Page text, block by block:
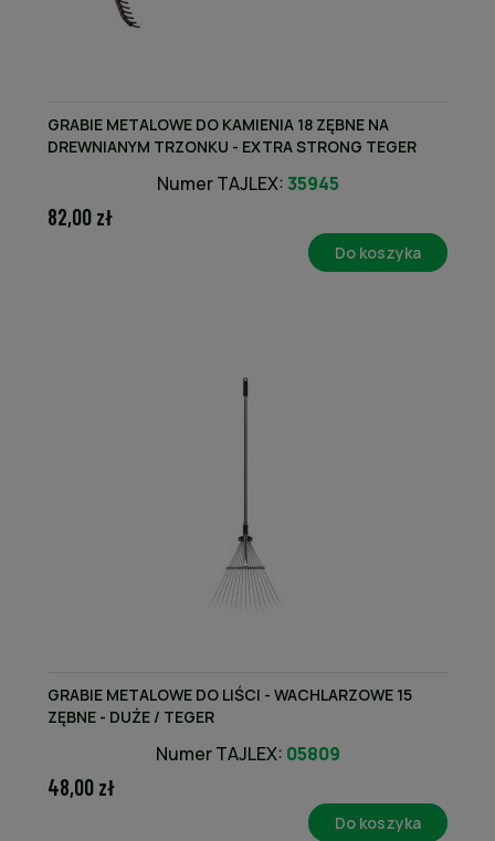
GRABIE METALOWE DO KAMIENIA 18 ZĘBNE NA
DREWNIANYM TRZONKU - EXTRA STRONG TEGER
Numer TAJLEX:35945
82,00 zł
Do koszyka
GRABIE METALOWE DO LIŚCI - WACHLARZOWE 15
ZĘBNE - DUŻE / TEGER
Numer TAJLEX: 05809
48,00 zł
Do koszyka